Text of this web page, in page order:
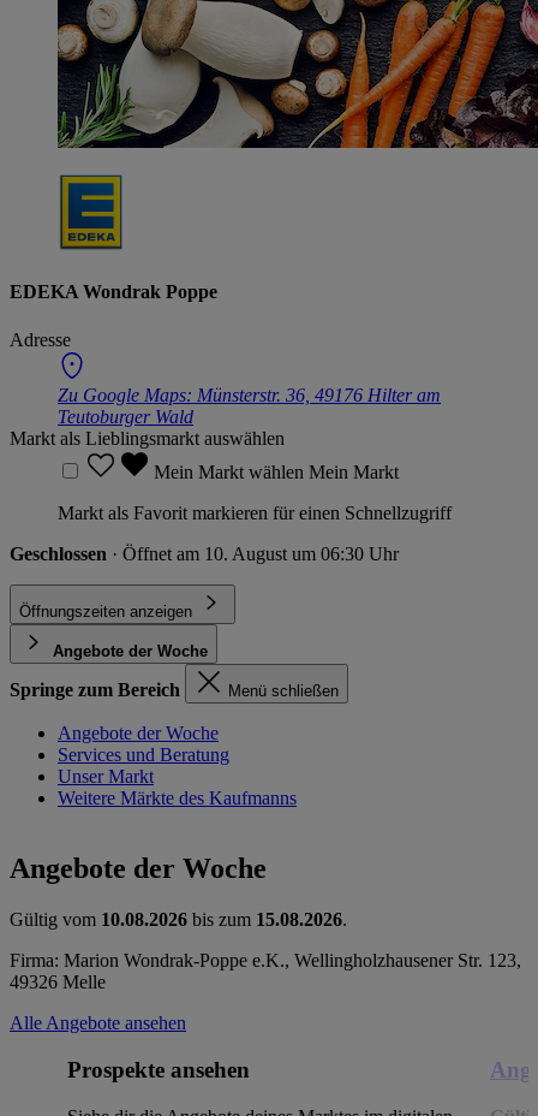
EDEKA Wondrak Poppe
Adresse
Zu Google Maps: Münsterstr. 36, 49176 Hilter am
Teutoburger Wald
Markt als Lieblingsmarkt auswählen
Mein Markt wählen Mein Markt
Markt als Favorit markieren für einen Schnellzugriff
Geschlossen · Öffnet am 10. August um 06:30 Uhr
Öffnungszeiten anzeigen
Angebote der Woche
Springe zum Bereich Menü schließen
Angebote der Woche
Services und Beratung
Unser Markt
Weitere Märkte des Kaufmanns
Angebote der Woche
Gültig vom 10.08.2026 bis zum 15.08.2026.
Firma: Marion Wondrak-Poppe e.K., Wellingholzhausener Str. 123,
49326 Melle
Alle Angebote ansehen
Prospekte ansehen